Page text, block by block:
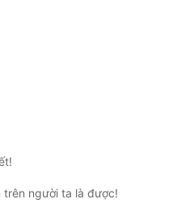
trên người ta là được!